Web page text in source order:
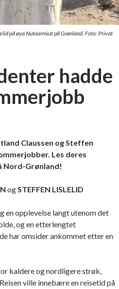
på øya Nutaarmiut på Grønland. Foto: Privat
hadde
Claussen og Steffen
Les deres
Nord-Grønland!
ogSTEFFEN LISLELID
en opplevelse langt utenom det
og en etterlengtet
har omsider ankommet etter en
kaldere og nordligere strøk,
ville innebære en reisetid på